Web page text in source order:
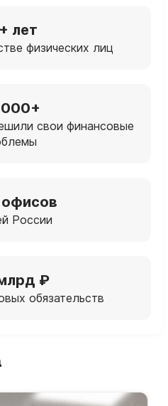
лет
физических лиц
свои финансовые
России
₽
обязательств